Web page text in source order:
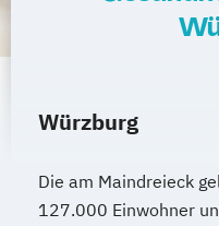
Paderborn
Wolfsburg
Leonberg
Würzburg
Die am Maindreieck
127.000 Einwohner